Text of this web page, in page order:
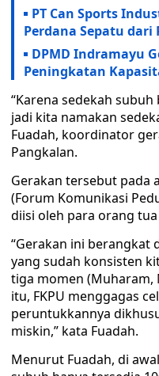
PT Can Sports
Perdana Sepatu
DPMD Indramayu
Peningkatan
“Karena sedekah
jadi kita namakan
Fuadah, koordinator
Pangkalan.
Gerakan tersebut pada
(Forum Komunikasi
diisi oleh para orang
“Gerakan ini berangkat
yang sudah konsisten
tiga momen (Muharam,
itu, FKPU menggagas
peruntukkannya
miskin,” kata Fuadah.
Menurut Fuadah, di